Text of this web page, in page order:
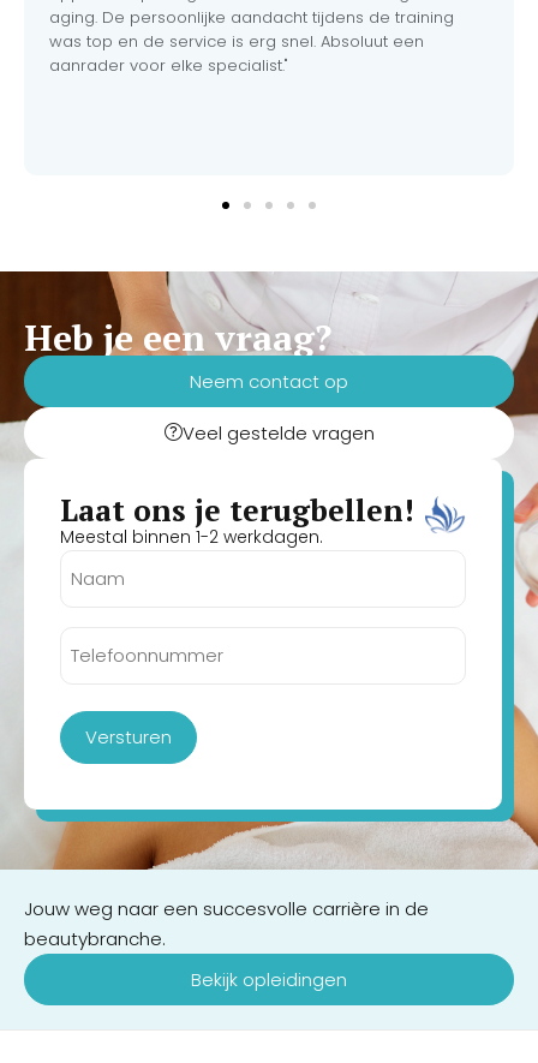
aging. De persoonlijke aandacht tijdens de training
was top en de service is erg snel. Absoluut een
aanrader voor elke specialist."
Heb je een vraag?
Neem contact op
Veel gestelde vragen
Laat ons je terugbellen!
Meestal binnen 1-2 werkdagen.
Versturen
Jouw weg naar een succesvolle carrière in de
beautybranche.
Bekijk opleidingen